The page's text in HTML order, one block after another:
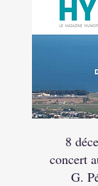
8
concert
G.